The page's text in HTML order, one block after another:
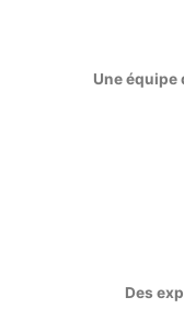
Une équipe
Des